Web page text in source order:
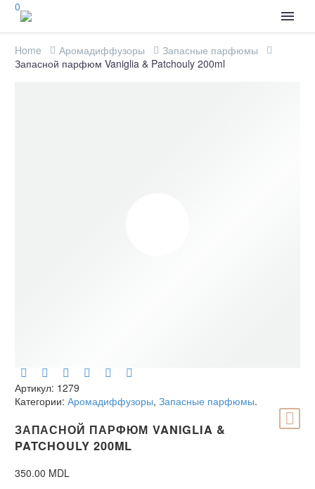
0
Home Аромадиффузоры
Запасные парфюмы
Запасной парфюм Vaniglia & Patchouly 200ml
Артикул: 1279
Категории: Аромадиффузоры, Запасные парфюмы.
ЗАПАСНОЙ ПАРФЮМ VANIGLIA &
PATCHOULY 200ML
350.00 MDL